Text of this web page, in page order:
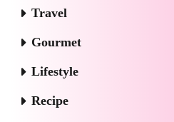
Travel
Gourmet
Lifestyle
Recipe